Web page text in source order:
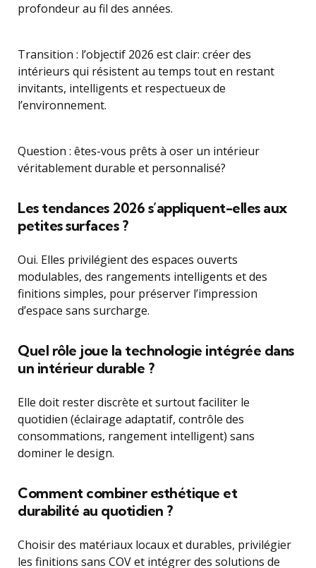
profondeur au fil des années.
Transition : l’objectif 2026 est clair: créer des
intérieurs qui résistent au temps tout en restant
invitants, intelligents et respectueux de
l’environnement.
Question : êtes-vous prêts à oser un intérieur
véritablement durable et personnalisé?
Les tendances 2026 s’appliquent-elles aux
petites surfaces ?
Oui. Elles privilégient des espaces ouverts
modulables, des rangements intelligents et des
finitions simples, pour préserver l’impression
d’espace sans surcharge.
Quel rôle joue la technologie intégrée dans
un intérieur durable ?
Elle doit rester discrète et surtout faciliter le
quotidien (éclairage adaptatif, contrôle des
consommations, rangement intelligent) sans
dominer le design.
Comment combiner esthétique et
durabilité au quotidien ?
Choisir des matériaux locaux et durables, privilégier
les finitions sans COV et intégrer des solutions de